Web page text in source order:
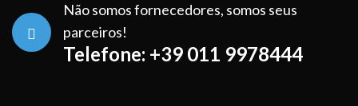
Não somos fornecedores, somos seus
parceiros!
Telefone: +39 011 9978444